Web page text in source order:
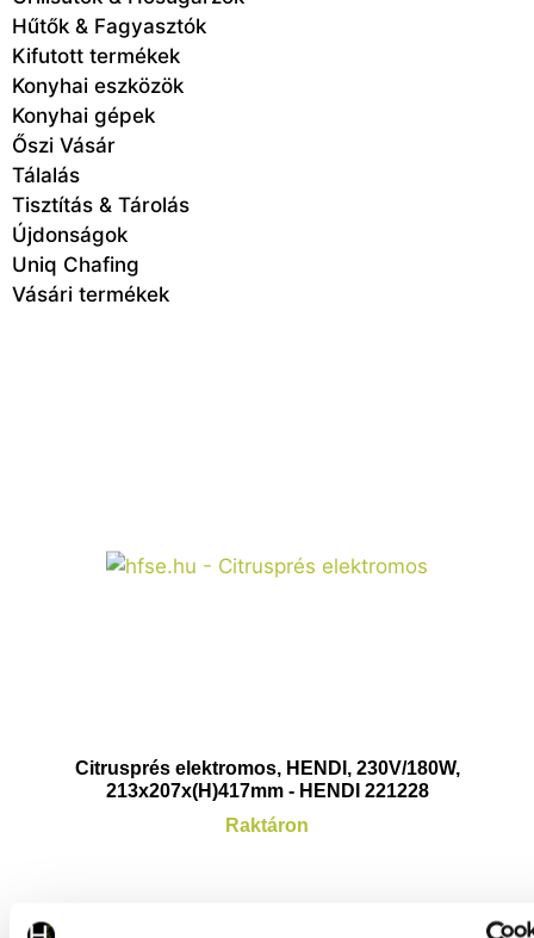
Hűtők & Fagyasztók
Kifutott termékek
Konyhai eszközök
Konyhai gépek
Őszi Vásár
Tálalás
Tisztítás & Tárolás
Újdonságok
Uniq Chafing
Vásári termékek
Citrusprés elektromos, HENDI, 230V/180W,
213x207x(H)417mm - HENDI 221228
Raktáron